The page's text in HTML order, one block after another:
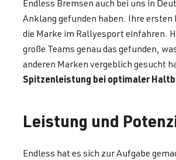
Endless Bremsen auch bei uns in
Anklang gefunden haben. Ihre ersten
die Marke im Rallyesport einfahren.
große Teams genau das gefunden,
anderen Marken vergeblich gesucht
Spitzenleistung bei optimaler
Leistung und
Endless hat es sich zur Aufgabe